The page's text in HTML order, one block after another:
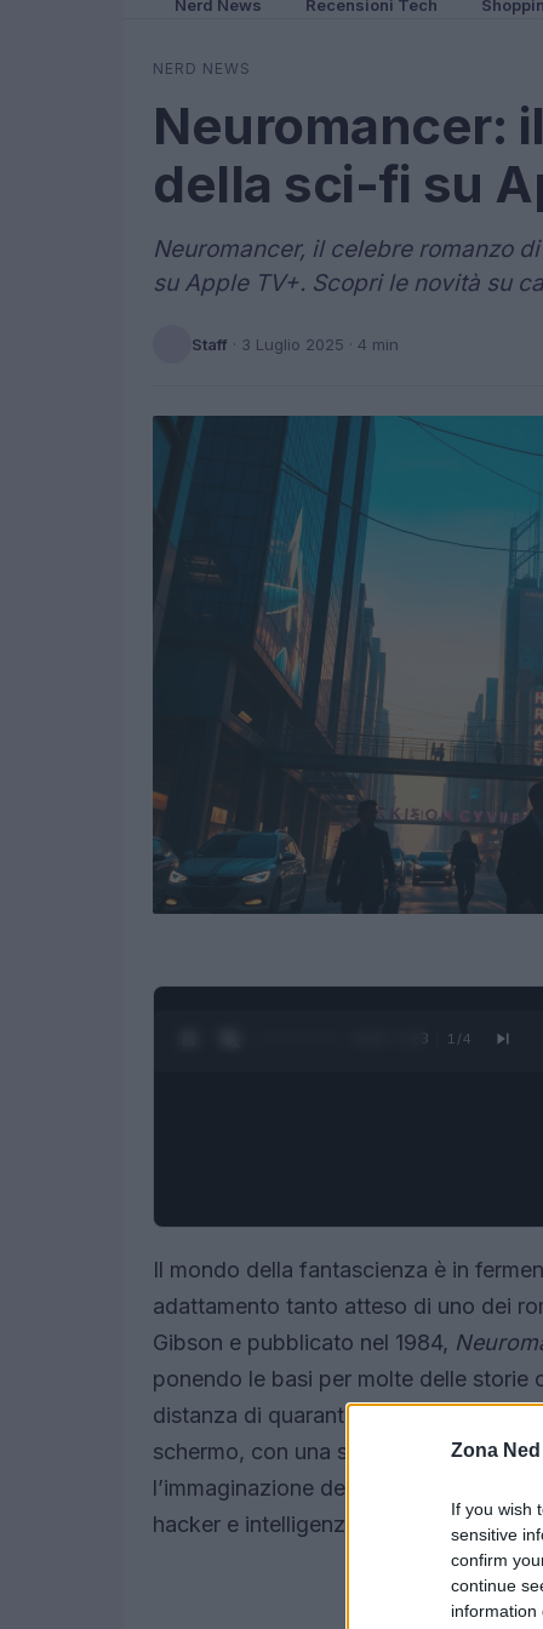
Zona Ned
If you wish
sensitive
confirm
continue
information
Nerd News Recensioni Tech
NERD NEWS
Neuromancer:
della sci-fi su
Neuromancer, il celebre romanzo
su Apple TV+. Scopri le novità su
Staff · 3 Luglio 2025 · 4 min
0:26 / 1:23 1 /4
Il mondo della fantascienza è in
adattamento tanto atteso di uno dei
Gibson e pubblicato nel 1984,
ponendo le basi per molte delle storie
distanza di quarant’anni, Apple TV+
schermo, con una serie composta da
l’immaginazione degli spettatori. Chi
hacker e intelligenze artificiali si